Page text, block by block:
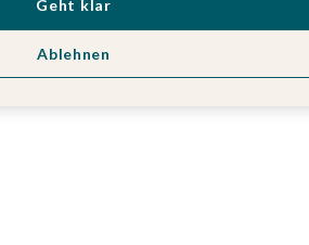
Ablehnen
Geht klar